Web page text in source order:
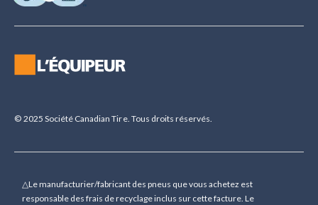
© 2025 Société Canadian Tire. Tous droits réservés.
△Le manufacturier/fabricant des pneus que vous achetez est
responsable des frais de recyclage inclus sur cette facture. Le